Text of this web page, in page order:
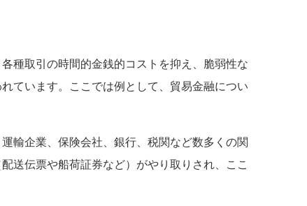
種取引の時間的金銭的コストを抑え、脆弱性な
ています。ここでは例として、貿易金融につい
輸企業、保険会社、銀行、税関など数多くの関
送伝票や船荷証券など）がやり取りされ、ここ